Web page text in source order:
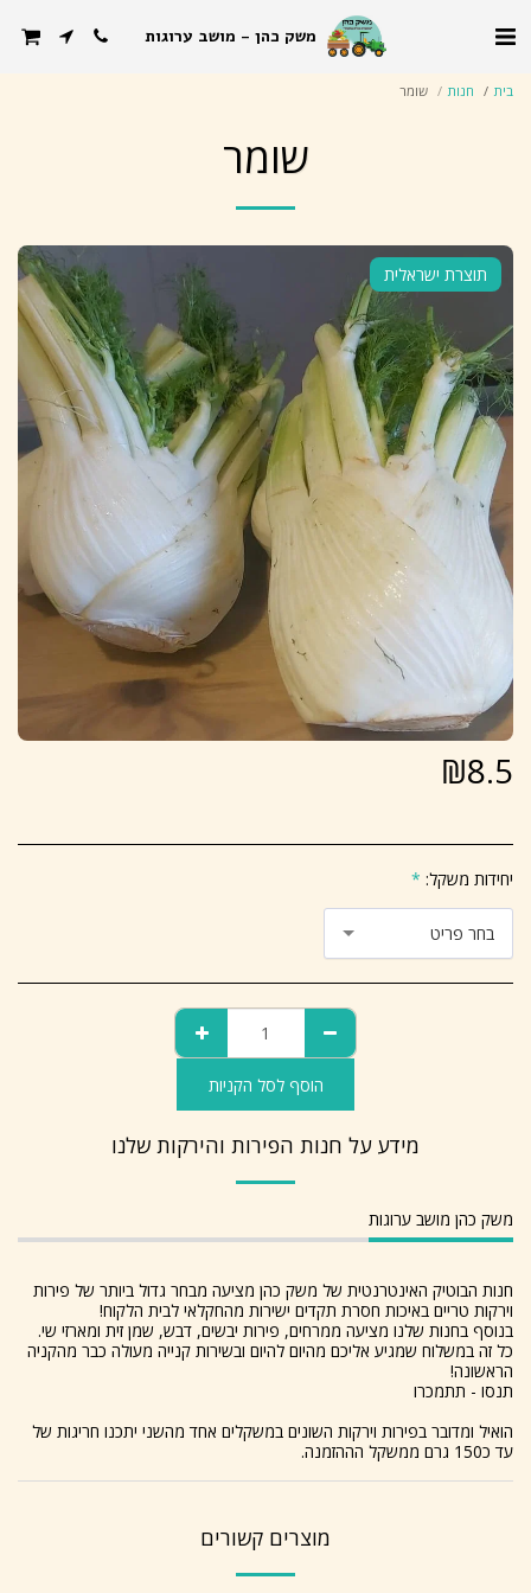
משק כהן - מושב ערוגות
בית חנות שומר
שומר
תוצרת ישראלית
₪8.5
יחידות משקל: *
בחר פריט
הוסף לסל הקניות
מידע על חנות הפירות והירקות שלנו
משק כהן מושב ערוגות
חנות הבוטיק האינטרנטית של משק כהן מציעה מבחר גדול ביותר של פירות
וירקות טריים באיכות חסרת תקדים ישירות מהחקלאי לבית הלקוח!
בנוסף בחנות שלנו מציעה ממרחים, פירות יבשים, דבש, שמן זית ומארזי שי.
כל זה במשלוח שמגיע אליכם מהיום להיום ובשירות קנייה מעולה כבר מהקניה
הראשונה!
תנסו - תתמכרו
הואיל ומדובר בפירות וירקות השונים במשקלים אחד מהשני יתכנו חריגות של
עד כ150 גרם ממשקל הההזמנה.
מוצרים קשורים